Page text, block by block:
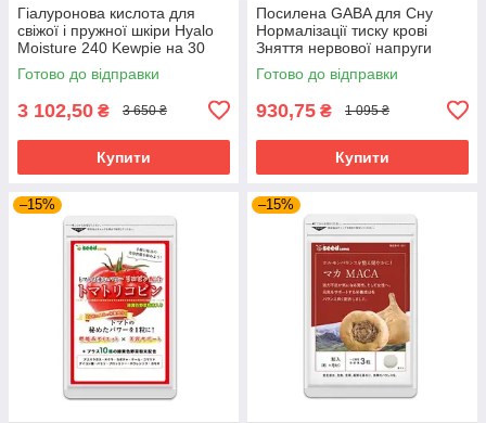
Гіалуронова кислота для
свіжої і пружної шкіри Hyalo
Moisture 240 Kewpie на 30
днів прийому
Готово до відправки
3 102,50 ₴ 3 650 ₴
Купити
Посилена GABA для Сну
Нормалізації тиску крові
Зняття нервової напруги
Габа SeedComs 30 шт на 1
місяць прийому
Готово до відправки
930,75 ₴ 1 095 ₴
Купити
–15% –15%